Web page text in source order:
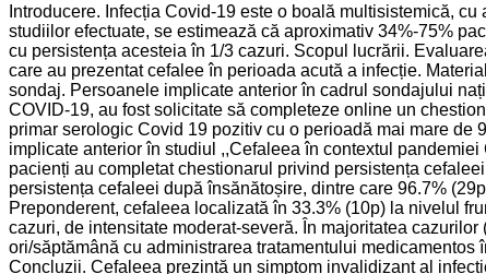
Introducere. Infecția Covid-19 este o boală multisistemică,
studiilor efectuate, se estimează că aproximativ 34%-75%
cu persistența acesteia în 1/3 cazuri. Scopul lucrării.
care au prezentat cefalee în perioada acută a infecție.
sondaj. Persoanele implicate anterior în cadrul sondajului
COVID-19, au fost solicitate să completeze online un
primar serologic Covid 19 pozitiv cu o perioadă mai mare de
implicate anterior în studiul ,,Cefaleea în contextul
pacienți au completat chestionarul privind persistența
persistența cefaleei după însănătoșire, dintre care 96.7%
Preponderent, cefaleea localizată în 33.3% (10p) la nivelul
cazuri, de intensitate moderat-severă. În majoritatea
ori/săptămână cu administrarea tratamentului medicamentos
Concluzii. Cefaleea prezintă un simptom invalidizant al